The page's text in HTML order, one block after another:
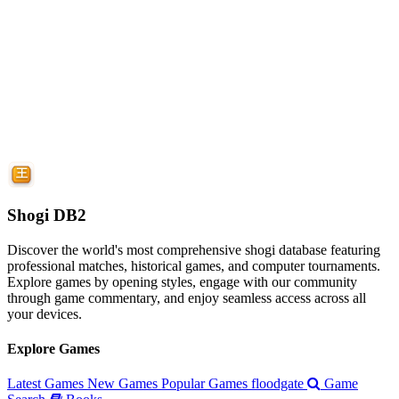
Shogi DB2
Discover the world's most comprehensive shogi database featuring
professional matches, historical games, and computer tournaments.
Explore games by opening styles, engage with our community
through game commentary, and enjoy seamless access across all
your devices.
Explore Games
Latest Games New Games Popular Games floodgate
Game